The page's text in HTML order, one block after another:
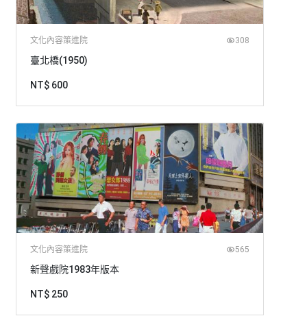
文化內容策進院 308
臺北橋(1950)
NT$ 600
文化內容策進院 565
新聲戲院1983年版本
NT$ 250